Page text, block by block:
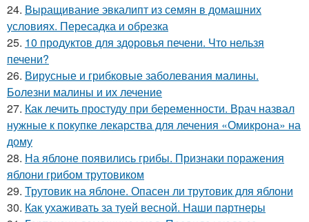
24. Выращивание эвкалипт из семян в домашних
условиях. Пересадка и обрезка
25. 10 продуктов для здоровья печени. Что нельзя
печени?
26. Вирусные и грибковые заболевания малины.
Болезни малины и их лечение
27. Как лечить простуду при беременности. Врач назвал
нужные к покупке лекарства для лечения «Омикрона» на
дому
28. На яблоне появились грибы. Признаки поражения
яблони грибом трутовиком
29. Трутовик на яблоне. Опасен ли трутовик для яблони
30. Как ухаживать за туей весной. Наши партнеры